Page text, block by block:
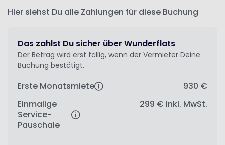
Hier siehst Du alle Zahlungen für diese Buchung
Das zahlst Du sicher über Wunderflats
Der Betrag wird erst fällig, wenn der Vermieter Deine
Buchung bestätigt.
Erste Monatsmiete
930 €
Einmalige
Service-
Pauschale
299 € inkl. MwSt.